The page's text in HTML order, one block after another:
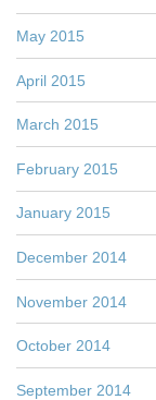
May 2015
April 2015
March 2015
February 2015
January 2015
December 2014
November 2014
October 2014
September 2014